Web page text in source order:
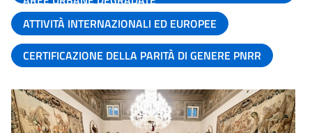
ATTIVITÀ INTERNAZIONALI ED EUROPEE
CERTIFICAZIONE DELLA PARITÀ DI GENERE PNRR